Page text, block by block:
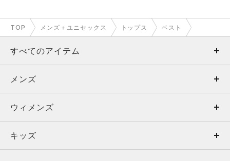
TOP メンズ＋ユニセックス トップス ベスト
すべてのアイテム
メンズ
ウィメンズ
キッズ
メンズ
トップス
ボトムス
ウィメンズ
トップス
キッズ